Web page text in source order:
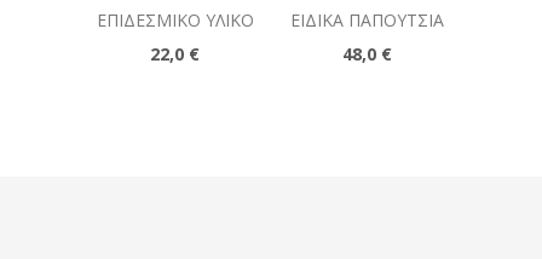
ΕΠΙΔΕΣΜΙΚΌ ΥΛΙΚΌ
22,0 €
ΕΙΔΙΚΆ ΠΑΠΟΎΤΣΙΑ
48,0 €